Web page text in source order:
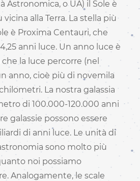
Astronomica, o UA) il Sole è
vicina alla Terra. La stella più
è Proxima Centauri, che
anni luce. Un anno luce è
la luce percorre (nel
anno, cioè più di novemila
La nostra galassia
di 100.000-120.000 anni
galassie possono essere
di anni luce. Le unità di
sono molto più
noi possiamo
Analogamente, le scale